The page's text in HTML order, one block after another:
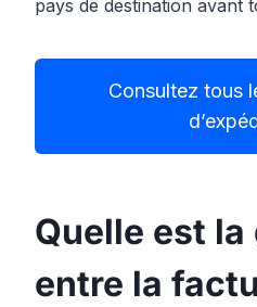
pays de destination avant
Consultez tous
Quelle est
entre la